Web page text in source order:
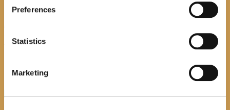
Preferences
Statistics
Marketing
July 20, 2026 0
Hrvatska sloga Gradac